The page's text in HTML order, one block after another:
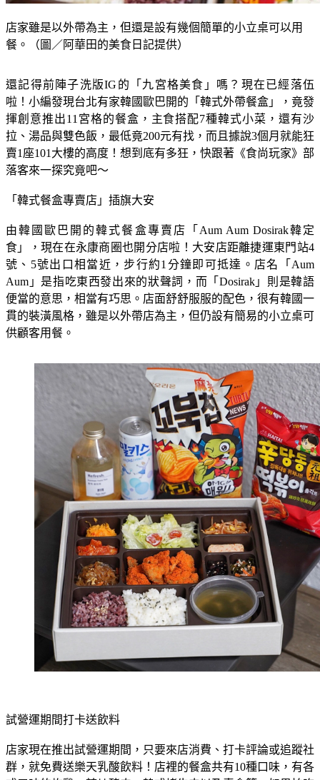
店家雖是以外帶為主，但還是設有幾個簡單的小立桌可以用
餐。（圖／阿華田的美食日記提供）
還記得前陣子洗版IG的「九宮格美食」嗎？現在已經落伍
啦！小編發現台北有家韓國歐巴開的「韓式外帶餐盒」，竟發
揮創意推出11宮格的餐盒，主食搭配7種韓式小菜，還有沙
拉、湯品與雙色飯，最低竟200元有找，而且據說3個月就能狂
賣1座101大樓的高度！想到底有多狂，快跟著《食尚玩家》部
落客來一探究竟吧～
「韓式餐盒專賣店」插旗大安
由韓國歐巴開的韓式餐盒專賣店「Aum Aum Dosirak韓定
食」，現在在永康商圈也開分店啦！大安店距離捷運東門站4
號、5號出口相當近，步行約1分鐘即可抵達。店名「Aum
Aum」是指吃東西發出來的狀聲詞，而「Dosirak」則是韓語
便當的意思，相當有巧思。店面舒舒服服的配色，很有韓國一
貫的裝潢風格，雖是以外帶店為主，但仍設有簡易的小立桌可
供顧客用餐。
試營運期間打卡送飲料
店家現在推出試營運期間，只要來店消費、打卡評論或追蹤社
群，就免費送樂天乳酸飲料！店裡的餐盒共有10種口味，有各